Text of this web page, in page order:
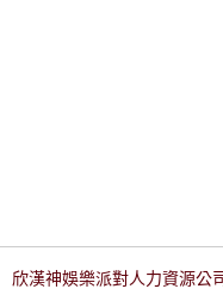
欣漢神娛樂派對人力資源公